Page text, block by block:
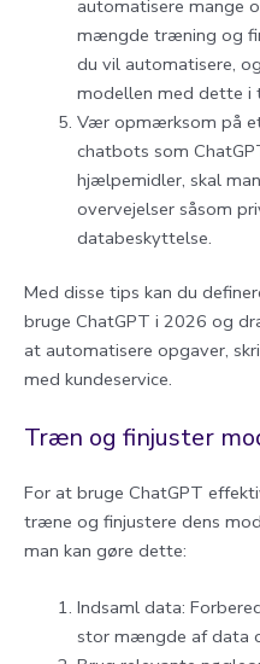
automatisere mange
mængde træning og
du vil automatisere,
modellen med dette i
Vær opmærksom på
chatbots som
hjælpemidler, skal
overvejelser såsom
databeskyttelse.
Med disse tips kan du
bruge ChatGPT i 2026 og
at automatisere opgaver,
med kundeservice.
Træn og finjuster
For at bruge ChatGPT
træne og finjustere dens
man kan gøre dette:
Indsaml data:
stor mængde af data